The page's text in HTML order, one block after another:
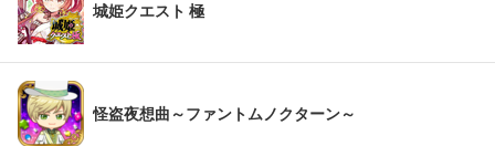
城姫クエスト 極
怪盗夜想曲～ファントムノクターン～